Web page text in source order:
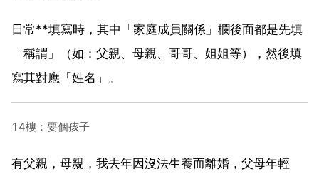
日常**填寫時，其中「家庭成員關係」欄後面都是先填
「稱謂」（如：父親、母親、哥哥、姐姐等），然後填
寫其對應「姓名」。
14樓：要個孩子
有父親，母親，我去年因沒法生養而離婚，父母年輕